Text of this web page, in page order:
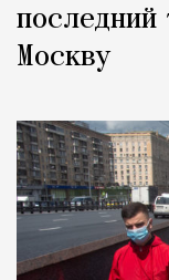
последний
Москву